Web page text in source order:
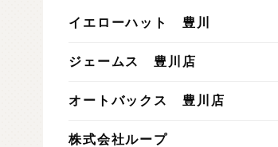
イエローハット 豊川
ジェームス 豊川店
オートバックス 豊川店
株式会社ループ